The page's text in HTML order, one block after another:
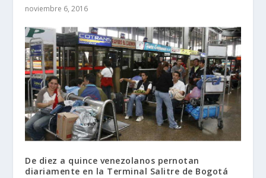
noviembre 6, 2016
De diez a quince venezolanos pernotan
diariamente en la Terminal Salitre de Bogotá